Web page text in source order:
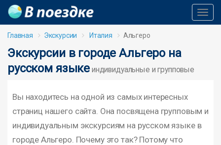
Главная Экскурсии Италия Альгеро
Экскурсии в городе Альгеро на
русском языке индивидуальные и групповые
Вы находитесь на одной из самых интересных
страниц нашего сайта. Она посвящена групповым и
индивидуальным экскурсиям на русском языке в
городе Альгеро. Почему это так? Потому что